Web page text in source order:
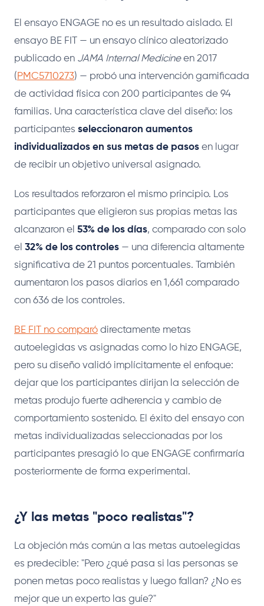
El ensayo ENGAGE no es un resultado aislado. El
ensayo BE FIT — un ensayo clínico aleatorizado
publicado en JAMA Internal Medicineen 2017
( PMC5710273) — probó una intervención gamificada
de actividad física con 200 participantes de 94
familias. Una característica clave del diseño: los
participantes seleccionaron aumentos
individualizados en sus metas de pasos en lugar
de recibir un objetivo universal asignado.
Los resultados reforzaron el mismo principio. Los
participantes que eligieron sus propias metas las
alcanzaron el 53% de los días, comparado con solo
el 32% de los controles — una diferencia altamente
significativa de 21 puntos porcentuales. También
aumentaron los pasos diarios en 1,661 comparado
con 636 de los controles.
BE FIT no comparó directamente metas
autoelegidas vs asignadas como lo hizo ENGAGE,
pero su diseño validó implícitamente el enfoque:
dejar que los participantes dirijan la selección de
metas produjo fuerte adherencia y cambio de
comportamiento sostenido. El éxito del ensayo con
metas individualizadas seleccionadas por los
participantes presagió lo que ENGAGE confirmaría
posteriormente de forma experimental.
¿Y las metas "poco realistas"?
La objeción más común a las metas autoelegidas
es predecible: "Pero ¿qué pasa si las personas se
ponen metas poco realistas y luego fallan? ¿No es
mejor que un experto las guíe?"